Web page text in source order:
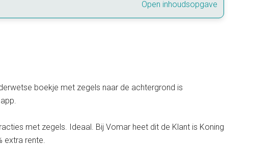
Open inhoudsopgave
boekje met zegels naar de achtergrond is
met zegels. Ideaal. Bij Vomar heet dit de Klant is Koning
extra rente.